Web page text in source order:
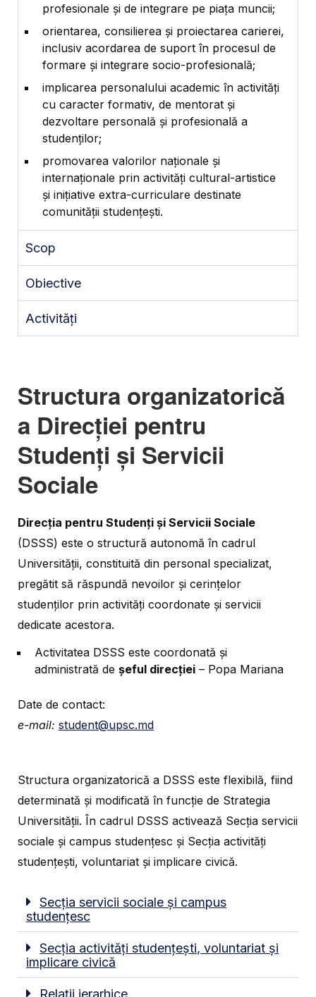
profesionale și de integrare pe piața muncii;
orientarea, consilierea și proiectarea carierei,
inclusiv acordarea de suport în procesul de
formare și integrare socio-profesională;
implicarea personalului academic în activități
cu caracter formativ, de mentorat și
dezvoltare personală și profesională a
studenților;
promovarea valorilor naționale și
internaționale prin activități cultural-artistice
și inițiative extra-curriculare destinate
comunității studențești.
Scop
Obiective
Activități
Structura organizatorică
a Direcției pentru
Studenți și Servicii
Sociale
Direcția pentru Studenți și Servicii Sociale
(DSSS) este o structură autonomă în cadrul
Universității, constituită din personal specializat,
pregătit să răspundă nevoilor și cerințelor
studenților prin activități coordonate și servicii
dedicate acestora.
Activitatea DSSS este coordonată și
administrată de șeful direcției – Popa Mariana
Date de contact:
e-mail: student@upsc.md
Structura organizatorică a DSSS este flexibilă, fiind
determinată și modificată în funcție de Strategia
Universității. În cadrul DSSS activează Secția servicii
sociale și campus studențesc și Secția activități
studențești, voluntariat și implicare civică.
Secția servicii sociale și campus
studențesc
Secția activități studențești, voluntariat și
implicare civică
Relații ierarhice